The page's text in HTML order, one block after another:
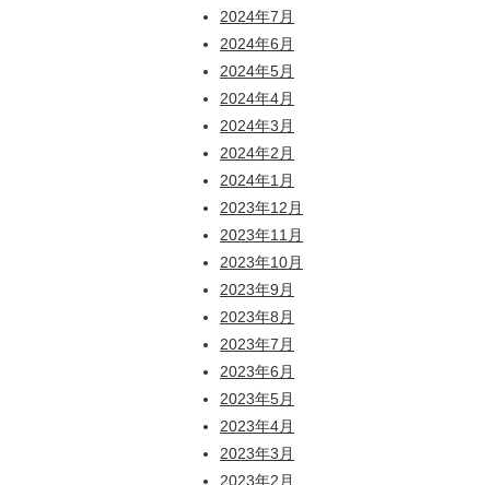
2024年7月
2024年6月
2024年5月
2024年4月
2024年3月
2024年2月
2024年1月
2023年12月
2023年11月
2023年10月
2023年9月
2023年8月
2023年7月
2023年6月
2023年5月
2023年4月
2023年3月
2023年2月